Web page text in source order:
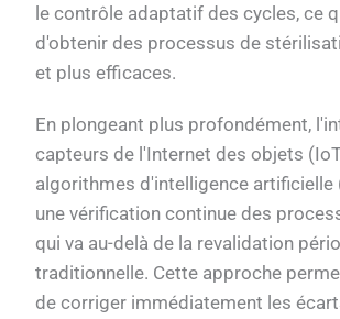
le contrôle adaptatif des cycles, ce
d'obtenir des processus de
et plus efficaces.
En plongeant plus profondément,
capteurs de l'Internet des objets
algorithmes d'intelligence
une vérification continue des
qui va au-delà de la revalidation
traditionnelle. Cette approche
de corriger immédiatement les